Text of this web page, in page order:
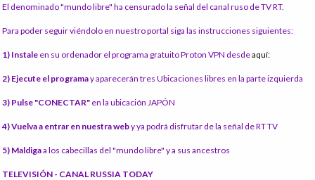
El denominado "mundo libre" ha censurado la señal del canal ruso de TV RT.
Para poder seguir viéndolo en nuestro portal siga las instrucciones siguientes:
1) Instale en su ordenador el programa gratuito Proton VPN desdeaquí:
2) Ejecute el programay aparecerán tres Ubicaciones libres en la parte izquierda
3) Pulse "CONECTAR" en la ubicación JAPÓN
4) Vuelva a entrar en nuestra weby ya podrá disfrutar de la señal de RT TV
5) Maldigaa los cabecillas del "mundo libre" y a sus ancestros
TELEVISIÓN - CANAL RUSSIA TODAY